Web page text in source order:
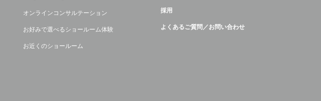
オンラインコンサルテーション
お好みで選べるショールーム体験
お近くのショールーム
採用
よくあるご質問／お問い合わせ